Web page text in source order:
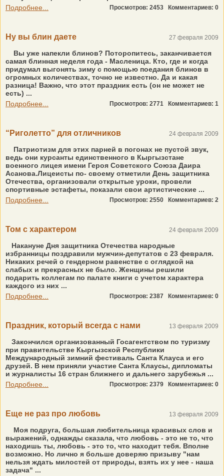
Подробнее...
Просмотров: 2453 Комментариев: 0
Ну вы блин даете 27 февраля 2009
Вы уже напекли блинов? Поторопитесь, заканчивается
самая блинная неделя года - Масленица. Кто, где и когда
придумал выгонять зиму с помощью поедания блинов в
огромных количествах, точно не известно. Да и какая
разница! Важно, что этот праздник есть (он не может не
есть) ...
Подробнее...
Просмотров: 2771 Комментариев: 1
“Риголетто” для отличников 24 февраля 2009
Патриотизм для этих парней в погонах не пустой звук,
ведь они курсанты единственного в Кыргызстане
военного лицея имени Героя Советского Союза Даира
Асанова.Лицеисты по- своему отметили День защитника
Отечества, организовали открытые уроки, провели
спортивные эстафеты, показали свои артистические ...
Подробнее...
Просмотров: 2550 Комментариев: 2
Том с характером 24 февраля 2009
Накануне Дня защитника Отечества народные
избранницы поздравили мужчин-депутатов с 23 февраля.
Никаких речей о гендерном равенстве с оглядкой на
слабых и прекрасных не было. Женщины решили
подарить коллегам по палате книги с учетом характера
каждого из них ...
Подробнее...
Просмотров: 2387 Комментариев: 0
Праздник, который всегда с нами 13 февраля 2009
Закончился организованный Госагентством по туризму
при правительстве Кыргызской Республики
Международный зимний фестиваль Санта Клауса и его
друзей. В нем приняли участие Санта Клаусы, дипломаты
и журналисты 16 стран ближнего и дальнего зарубежья ...
Подробнее...
Просмотров: 2379 Комментариев: 0
Еще не раз про любовь 13 февраля 2009
Моя подруга, большая любительница красивых слов и
выражений, однажды сказала, что любовь - это не то, что
находишь ты, любовь - это то, что находит тебя. Вполне
возможно. Но лично я больше доверяю призыву "нам
нельзя ждать милостей от природы, взять их у нее - наша
задача" ...